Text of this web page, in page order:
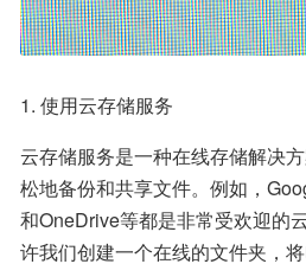
1. 使用云存储服务
云存储服务是一种在线存储解决
松地备份和共享文件。例如，
和OneDrive等都是非常受欢迎的
许我们创建一个在线的文件夹，